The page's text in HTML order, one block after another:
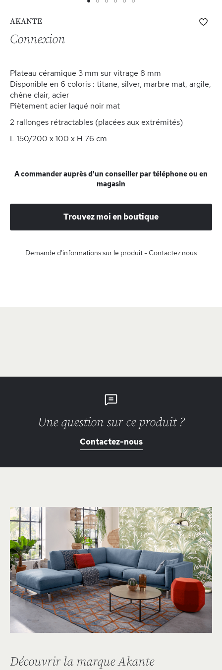
the
beginning
images
gallery
AKANTE
Connexion
Plateau céramique 3 mm sur vitrage 8 mm
Disponible en 6 coloris : titane, silver, marbre mat, argile,
chêne clair, acier
Piètement acier laqué noir mat
2 rallonges rétractables (placées aux extrémités)
L 150/200 x 100 x H 76 cm
A commander auprès d'un conseiller par téléphone ou en
magasin
Trouvez moi en boutique
Demande d'informations sur le produit - Contactez nous
Une question sur ce produit ?
Contactez-nous
Découvrir la marque Akante